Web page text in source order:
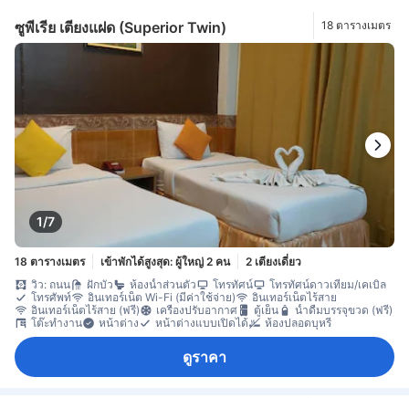
ซูพีเรีย เตียงแฝด (Superior Twin) 18 ตารางเมตร
1/7
18 ตารางเมตร เข้าพักได้สูงสุด: ผู้ใหญ่ 2 คน
2 เตียงเดี่ยว
วิว: ถนน
ฝักบัว ห้องน้ำส่วนตัว โทรทัศน์
โทรทัศน์ดาวเทียม/เคเบิล
โทรศัพท์
อินเทอร์เน็ต Wi-Fi (มีค่าใช้จ่าย)
อินเทอร์เน็ตไร้สาย
อินเทอร์เน็ตไร้สาย (ฟรี)
เครื่องปรับอากาศ ตู้เย็น
น้ำดื่มบรรจุขวด (ฟรี)
โต๊ะทำงาน
หน้าต่าง หน้าต่างแบบเปิดได้ ห้องปลอดบุหรี่
ดูราคา